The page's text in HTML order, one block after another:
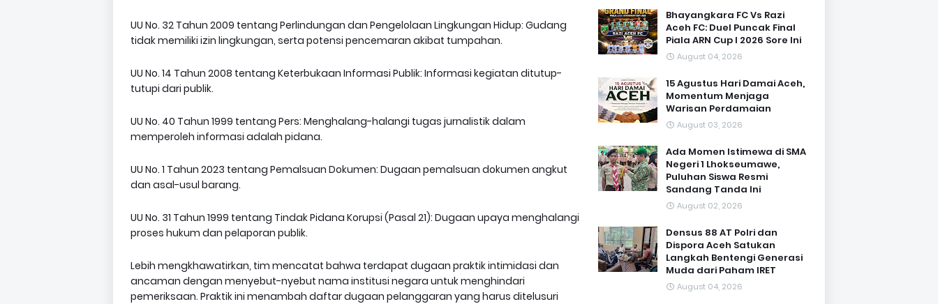
UU No. 32 Tahun 2009 tentang Perlindungan dan Pengelolaan Lingkungan Hidup: Gudang
tidak memiliki izin lingkungan, serta potensi pencemaran akibat tumpahan.
UU No. 14 Tahun 2008 tentang Keterbukaan Informasi Publik: Informasi kegiatan ditutup-
tutupi dari publik.
UU No. 40 Tahun 1999 tentang Pers: Menghalang-halangi tugas jurnalistik dalam
memperoleh informasi adalah pidana.
UU No. 1 Tahun 2023 tentang Pemalsuan Dokumen: Dugaan pemalsuan dokumen angkut
dan asal-usul barang.
UU No. 31 Tahun 1999 tentang Tindak Pidana Korupsi (Pasal 21): Dugaan upaya menghalangi
proses hukum dan pelaporan publik.
Lebih mengkhawatirkan, tim mencatat bahwa terdapat dugaan praktik intimidasi dan
ancaman dengan menyebut-nyebut nama institusi negara untuk menghindari
pemeriksaan. Praktik ini menambah daftar dugaan pelanggaran yang harus ditelusuri
Bhayangkara FC Vs Razi
Aceh FC: Duel Puncak Final
Piala ARN Cup I 2026 Sore Ini
August 04, 2026
15 Agustus Hari Damai Aceh,
Momentum Menjaga
Warisan Perdamaian
August 03, 2026
Ada Momen Istimewa di SMA
Negeri 1 Lhokseumawe,
Puluhan Siswa Resmi
Sandang Tanda Ini
August 02, 2026
Densus 88 AT Polri dan
Dispora Aceh Satukan
Langkah Bentengi Generasi
Muda dari Paham IRET
August 04, 2026